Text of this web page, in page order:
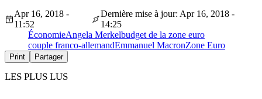
Apr 16, 2018 -
11:52
Dernière mise à jour: Apr 16, 2018 -
14:25
ÉconomieAngela Merkelbudget de la zone euro
couple franco-allemandEmmanuel MacronZone Euro
Print Partager
LES PLUS LUS